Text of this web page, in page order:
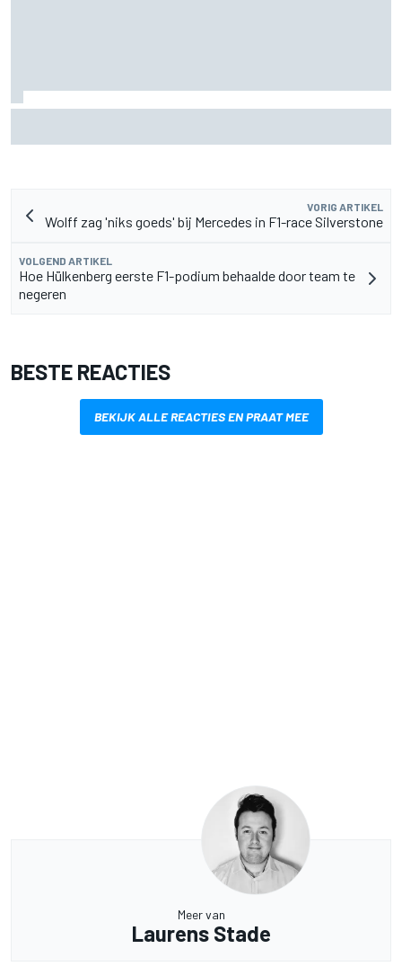
VORIG ARTIKEL
Wolff zag 'niks goeds' bij Mercedes in F1-race Silverstone
VOLGEND ARTIKEL
Hoe Hülkenberg eerste F1-podium behaalde door team te
negeren
BESTE REACTIES
BEKIJK ALLE REACTIES EN PRAAT MEE
Meer van
Laurens Stade